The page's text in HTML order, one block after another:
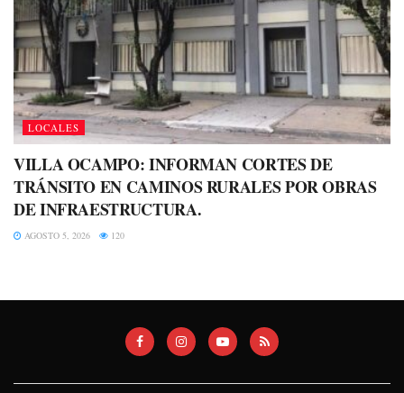
LOCALES
VILLA OCAMPO: INFORMAN CORTES DE
TRÁNSITO EN CAMINOS RURALES POR OBRAS
DE INFRAESTRUCTURA.
AGOSTO 5, 2026 120